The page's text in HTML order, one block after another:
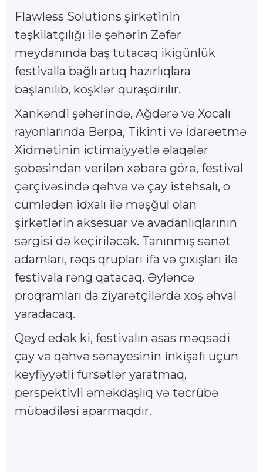
Flawless Solutions şirkətinin
təşkilatçılığı ilə şəhərin Zəfər
meydanında baş tutacaq ikigünlük
festivalla bağlı artıq hazırlıqlara
başlanılıb, köşklər quraşdırılır.
Xankəndi şəhərində, Ağdərə və Xocalı
rayonlarında Bərpa, Tikinti və İdarəetmə
Xidmətinin ictimaiyyətlə əlaqələr
şöbəsindən verilən xəbərə görə, festival
çərçivəsində qəhvə və çay istehsalı, o
cümlədən idxalı ilə məşğul olan
şirkətlərin aksesuar və avadanlıqlarının
sərgisi də keçiriləcək. Tanınmış sənət
adamları, rəqs qrupları ifa və çıxışları ilə
festivala rəng qatacaq. Əyləncə
proqramları da ziyarətçilərdə xoş əhval
yaradacaq.
Qeyd edək ki, festivalın əsas məqsədi
çay və qəhvə sənayesinin inkişafı üçün
keyfiyyətli fürsətlər yaratmaq,
perspektivli əməkdaşlıq və təcrübə
mübadiləsi aparmaqdır.